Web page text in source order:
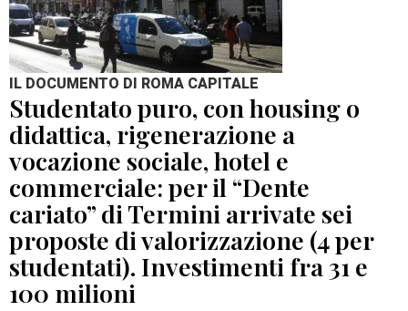
IL DOCUMENTO DI ROMA CAPITALE
Studentato puro, con housing o
didattica, rigenerazione a
vocazione sociale, hotel e
commerciale: per il “Dente
cariato” di Termini arrivate sei
proposte di valorizzazione (4 per
studentati). Investimenti fra 31 e
100 milioni